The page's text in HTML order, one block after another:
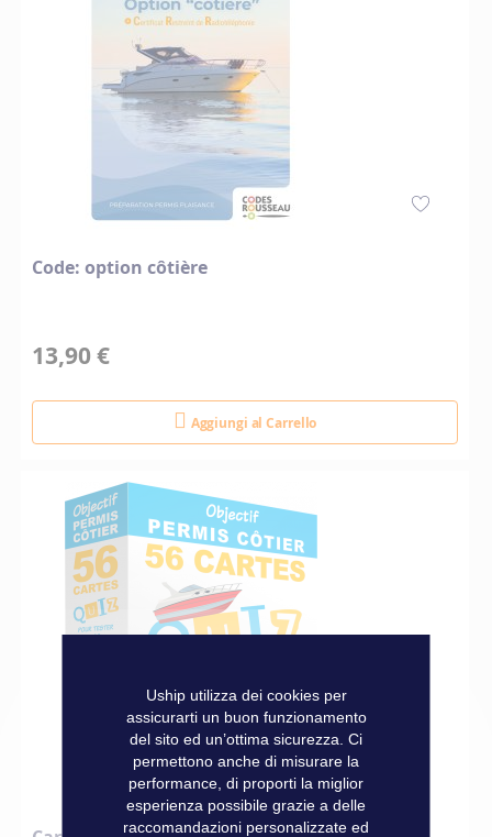
Code: option côtière
13,90 €
Aggiungi al Carrello
Uship utilizza dei cookies per
assicurarti un buon funzionamento
del sito ed un’ottima sicurezza. Ci
permettono anche di misurare la
performance, di proporti la miglior
esperienza possibile grazie a delle
raccomandazioni personalizzate ed